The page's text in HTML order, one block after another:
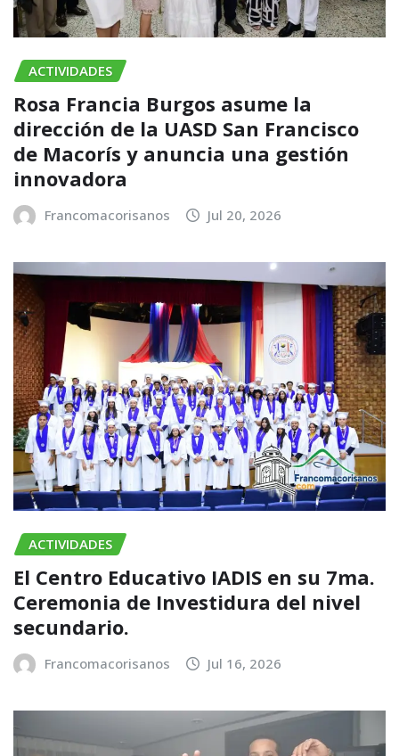
ACTIVIDADES
Rosa Francia Burgos asume la
dirección de la UASD San Francisco
de Macorís y anuncia una gestión
innovadora
Francomacorisanos Jul 20, 2026
ACTIVIDADES
El Centro Educativo IADIS en su 7ma.
Ceremonia de Investidura del nivel
secundario.
Francomacorisanos Jul 16, 2026